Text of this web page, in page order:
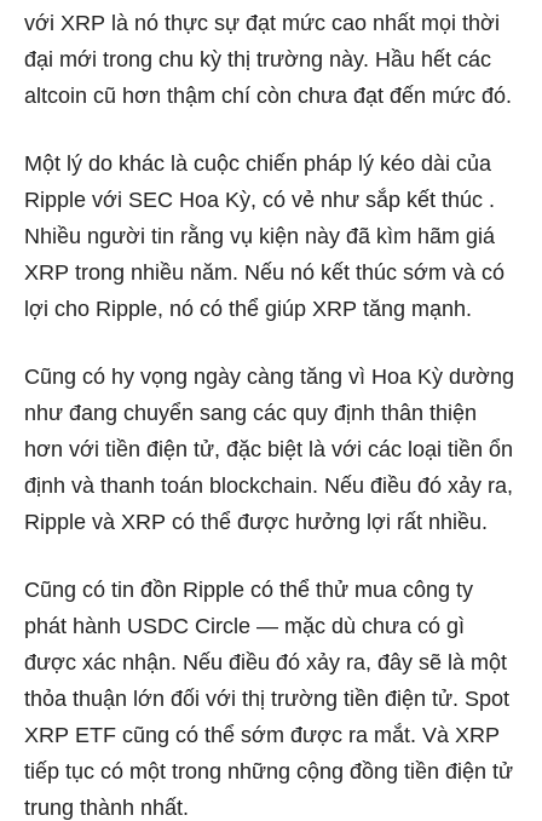
với XRP là nó thực sự đạt mức cao nhất mọi thời
đại mới trong chu kỳ thị trường này. Hầu hết các
altcoin cũ hơn thậm chí còn chưa đạt đến mức đó.
Một lý do khác là cuộc chiến pháp lý kéo dài của
Ripple với SEC Hoa Kỳ, có vẻ như sắp kết thúc .
Nhiều người tin rằng vụ kiện này đã kìm hãm giá
XRP trong nhiều năm. Nếu nó kết thúc sớm và có
lợi cho Ripple, nó có thể giúp XRP tăng mạnh.
Cũng có hy vọng ngày càng tăng vì Hoa Kỳ dường
như đang chuyển sang các quy định thân thiện
hơn với tiền điện tử, đặc biệt là với các loại tiền ổn
định và thanh toán blockchain. Nếu điều đó xảy ra,
Ripple và XRP có thể được hưởng lợi rất nhiều.
Cũng có tin đồn Ripple có thể thử mua công ty
phát hành USDC Circle — mặc dù chưa có gì
được xác nhận. Nếu điều đó xảy ra, đây sẽ là một
thỏa thuận lớn đối với thị trường tiền điện tử. Spot
XRP ETF cũng có thể sớm được ra mắt. Và XRP
tiếp tục có một trong những cộng đồng tiền điện tử
trung thành nhất.